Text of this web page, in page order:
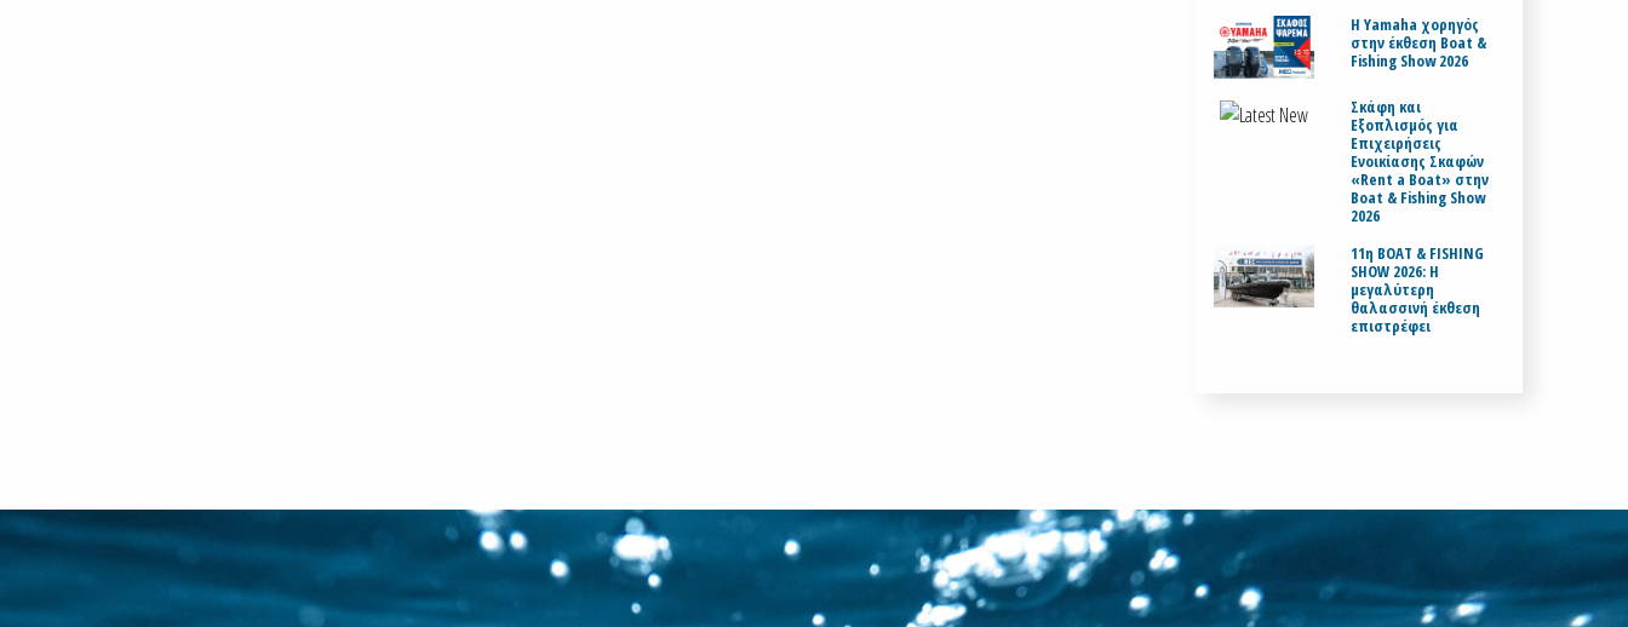
H Yamaha χορηγός
στην έκθεση Boat &
Fishing Show 2026
Σκάφη και
Εξοπλισμός για
Επιχειρήσεις
Ενοικίασης Σκαφών
«Rent a Boat» στην
Boat & Fishing Show
2026
11η BOAT & FISHING
SHOW 2026: Η
μεγαλύτερη
θαλασσινή έκθεση
επιστρέφει